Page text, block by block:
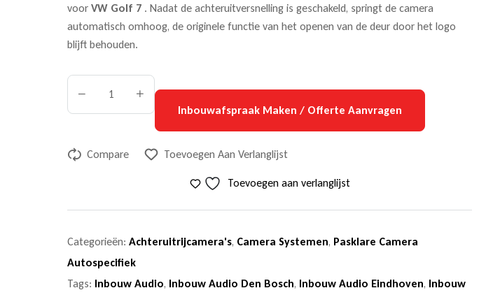
voorVW Golf 7 . Nadat de achteruitversnelling is geschakeld, springt de camera
automatisch omhoog, de originele functie van het openen van de deur door het logo
blijft behouden.
Inbouwafspraak Maken / Offerte Aanvragen
Compare Toevoegen Aan Verlanglijst
Toevoegen aan verlanglijst
Categorieën:Achteruitrijcamera's, Camera Systemen, Pasklare Camera
Autospecifiek
Tags: Inbouw Audio, Inbouw Audio Den Bosch, Inbouw Audio Eindhoven, Inbouw